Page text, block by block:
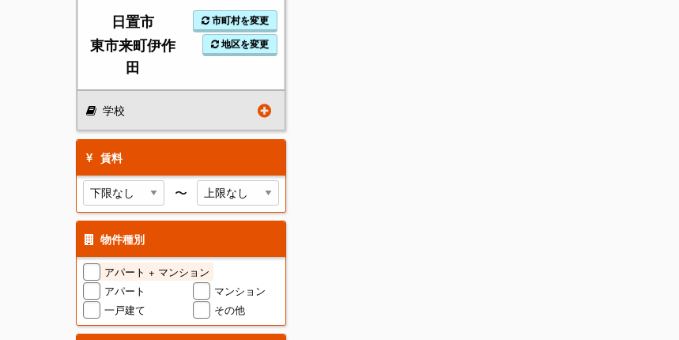
日置市 市町村を変更
東市来町伊作
田
地区を変更
学校
賃料
〜
物件種別
アパート + マンション
アパート
マンション
一戸建て
その他